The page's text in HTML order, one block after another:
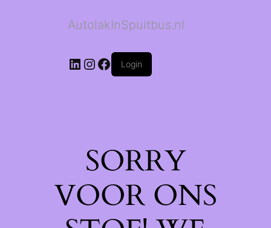
AutolakInSpuitbus.nl
LinkedIn
Instagram
Facebook
Login
SORRY
VOOR ONS